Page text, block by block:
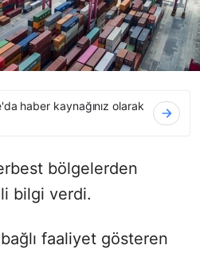
haber kaynağınız olarak
bölgelerden
bilgi verdi.
faaliyet gösteren